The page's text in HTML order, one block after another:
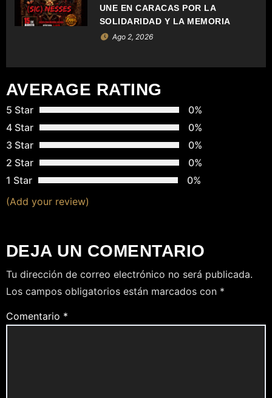
R
A
S
UNE EN CARACAS POR LA
SOLIDARIDAD Y LA MEMORIA
Ago 2, 2026
AVERAGE RATING
5 Star
0%
4 Star
0%
3 Star
0%
2 Star
0%
1 Star
0%
(Add your review)
DEJA UN COMENTARIO
Tu dirección de correo electrónico no será publicada.
Los campos obligatorios están marcados con *
Comentario *